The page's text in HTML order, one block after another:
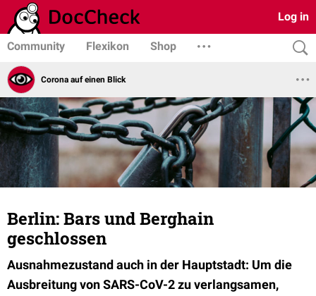
Log in
Community Flexikon Shop
Corona auf einen Blick
Berlin: Bars und Berghain
geschlossen
Ausnahmezustand auch in der Hauptstadt: Um die
Ausbreitung von SARS-CoV-2 zu verlangsamen,